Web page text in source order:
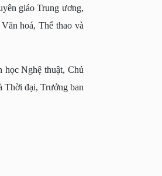
giáo Trung ương,
hoá, Thể thao và
Nghệ thuật, Chủ
Thời đại, Trưởng ban